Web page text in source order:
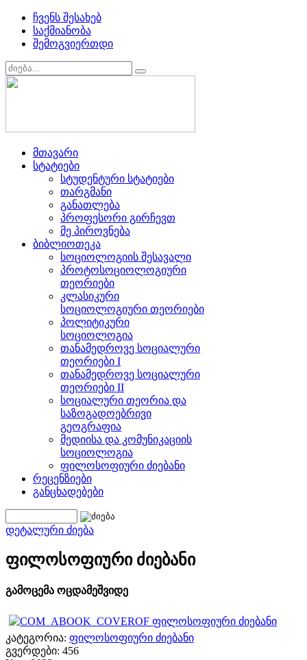
ჩვენს შესახებ
საქმიანობა
შემოგვიერთდი
მთავარი
სტატიები
სტუდენტური სტატიები
თარგმანი
განათლება
პროფესორი გირჩევთ
მე პიროვნება
ბიბლიოთეკა
სოციოლოგიის შესავალი
პროტოსოციოლოგიური
თეორიები
კლასიკური
სოციოლოგიური თეორიები
პოლიტიკური
სოციოლოგია
თანამედროვე სოციალური
თეორიები I
თანამედროვე სოციალური
თეორიები II
სოციალური თეორია და
საზოგადოებრივი
გეოგრაფია
მედიისა და კომუნიკაციის
სოციოლოგია
ფილოსოფიური ძიებანი
რეცენზიები
განცხადებები
დეტალური ძიება
ფილოსოფიური ძიებანი
გამოცემა ოცდამეშვიდე
კატეგორია: ფილოსოფიური ძიებანი
გვერდები: 456